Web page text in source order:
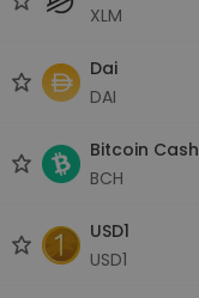
XLM
Dai
DAI
Bitcoin Cash
BCH
USD1
USD1